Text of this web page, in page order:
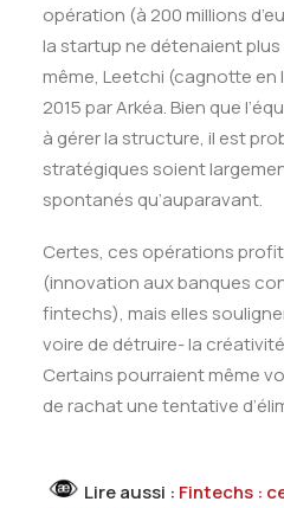
opération (à 200 millions
la startup ne détenaient plus
même, Leetchi (cagnotte en
2015 par Arkéa. Bien que
à gérer la structure, il est
stratégiques soient
spontanés qu’auparavant.
Certes, ces opérations
(innovation aux banques
fintechs), mais elles
voire de détruire- la
Certains pourraient même
de rachat une tentative
Lire aussi : Fintechs :